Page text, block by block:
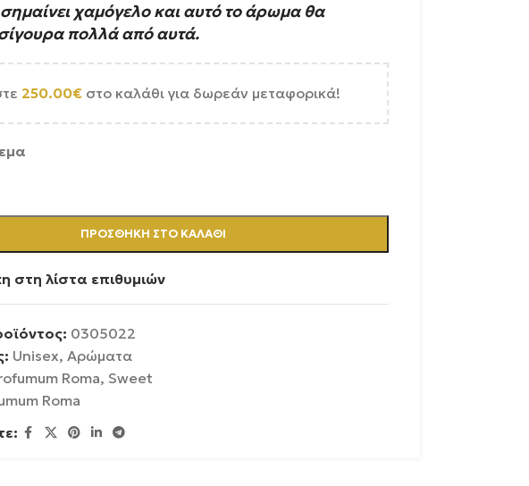
χαμόγελο και αυτό το άρωμα θα
πολλά από αυτά.
250.00€στο καλάθι για δωρεάν μεταφορικά!
ΠΡΟΣΘΉΚΗ ΣΤΟ ΚΑΛΆΘΙ
στη λίστα επιθυμιών
0305022
Unisex, Αρώματα
Roma, Sweet
Roma